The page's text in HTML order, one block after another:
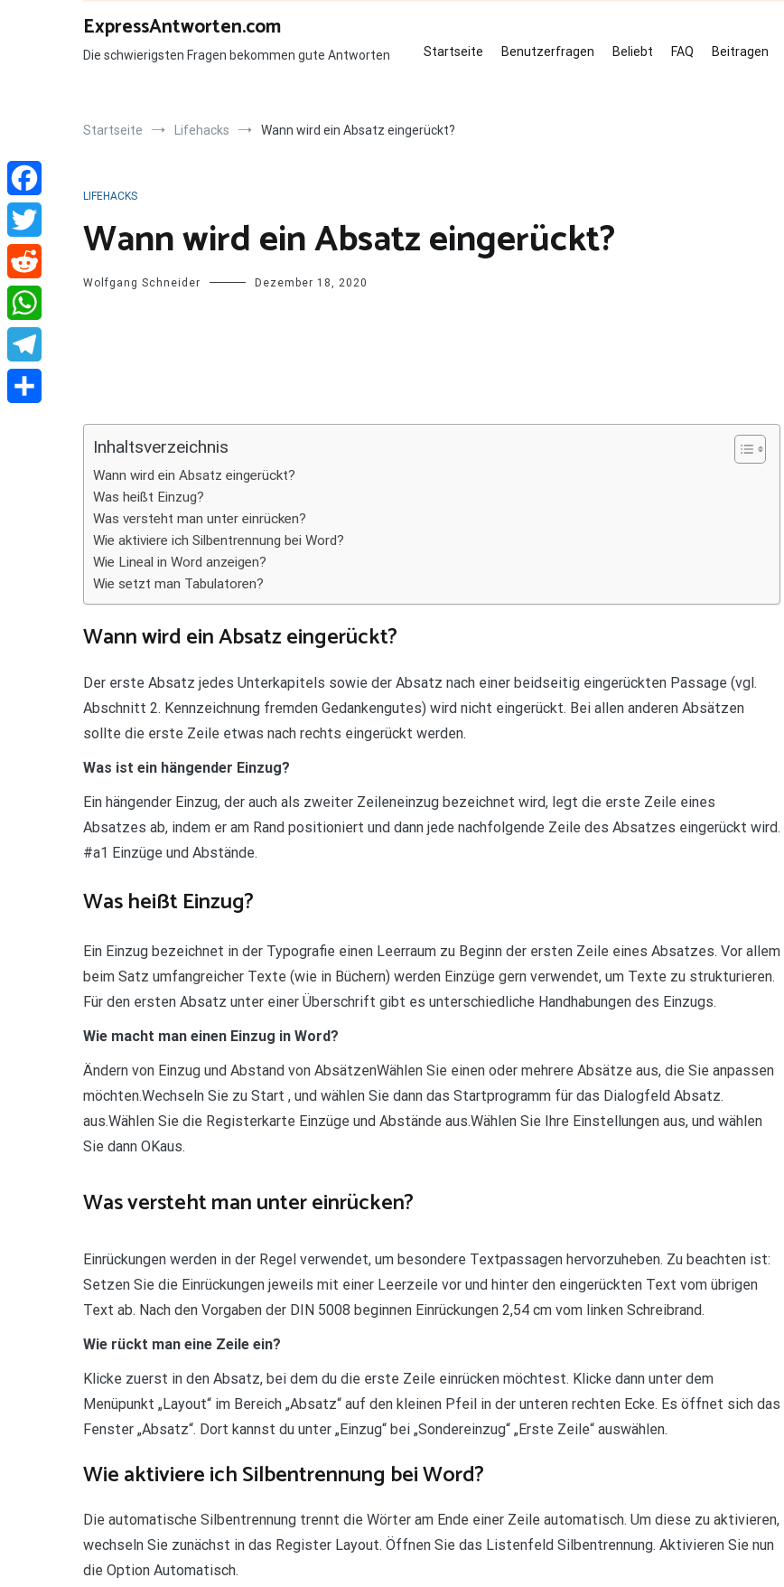
ExpressAntworten.com
Die schwierigsten Fragen bekommen gute Antworten Startseite Benutzerfragen Beliebt FAQ Beitragen
Startseite Lifehacks Wann wird ein Absatz eingerückt?
LIFEHACKS
Wann wird ein Absatz eingerückt?
Wolfgang Schneider Dezember 18, 2020
Inhaltsverzeichnis
Wann wird ein Absatz eingerückt?
Was heißt Einzug?
Was versteht man unter einrücken?
Wie aktiviere ich Silbentrennung bei Word?
Wie Lineal in Word anzeigen?
Wie setzt man Tabulatoren?
Wann wird ein Absatz eingerückt?
Der erste Absatz jedes Unterkapitels sowie der Absatz nach einer beidseitig eingerückten Passage (vgl.
Abschnitt 2. Kennzeichnung fremden Gedankengutes) wird nicht eingerückt. Bei allen anderen Absätzen
sollte die erste Zeile etwas nach rechts eingerückt werden.
Was ist ein hängender Einzug?
Ein hängender Einzug, der auch als zweiter Zeileneinzug bezeichnet wird, legt die erste Zeile eines
Absatzes ab, indem er am Rand positioniert und dann jede nachfolgende Zeile des Absatzes eingerückt wird.
#a1 Einzüge und Abstände.
Was heißt Einzug?
Ein Einzug bezeichnet in der Typografie einen Leerraum zu Beginn der ersten Zeile eines Absatzes. Vor allem
beim Satz umfangreicher Texte (wie in Büchern) werden Einzüge gern verwendet, um Texte zu strukturieren.
Für den ersten Absatz unter einer Überschrift gibt es unterschiedliche Handhabungen des Einzugs.
Wie macht man einen Einzug in Word?
Ändern von Einzug und Abstand von AbsätzenWählen Sie einen oder mehrere Absätze aus, die Sie anpassen
möchten.Wechseln Sie zu Start , und wählen Sie dann das Startprogramm für das Dialogfeld Absatz.
aus.Wählen Sie die Registerkarte Einzüge und Abstände aus.Wählen Sie Ihre Einstellungen aus, und wählen
Sie dann OKaus.
Was versteht man unter einrücken?
Einrückungen werden in der Regel verwendet, um besondere Textpassagen hervorzuheben. Zu beachten ist:
Setzen Sie die Einrückungen jeweils mit einer Leerzeile vor und hinter den eingerückten Text vom übrigen
Text ab. Nach den Vorgaben der DIN 5008 beginnen Einrückungen 2,54 cm vom linken Schreibrand.
Wie rückt man eine Zeile ein?
Klicke zuerst in den Absatz, bei dem du die erste Zeile einrücken möchtest. Klicke dann unter dem
Menüpunkt „Layout“ im Bereich „Absatz“ auf den kleinen Pfeil in der unteren rechten Ecke. Es öffnet sich das
Fenster „Absatz“. Dort kannst du unter „Einzug“ bei „Sondereinzug“ „Erste Zeile“ auswählen.
Wie aktiviere ich Silbentrennung bei Word?
Die automatische Silbentrennung trennt die Wörter am Ende einer Zeile automatisch. Um diese zu aktivieren,
wechseln Sie zunächst in das Register Layout. Öffnen Sie das Listenfeld Silbentrennung. Aktivieren Sie nun
die Option Automatisch.
Facebook
Twitter
Reddit
WhatsApp
Telegram